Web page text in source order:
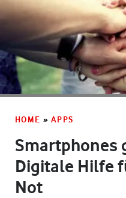
HOME » APPS
Smartphones
Digitale Hilfe
Not